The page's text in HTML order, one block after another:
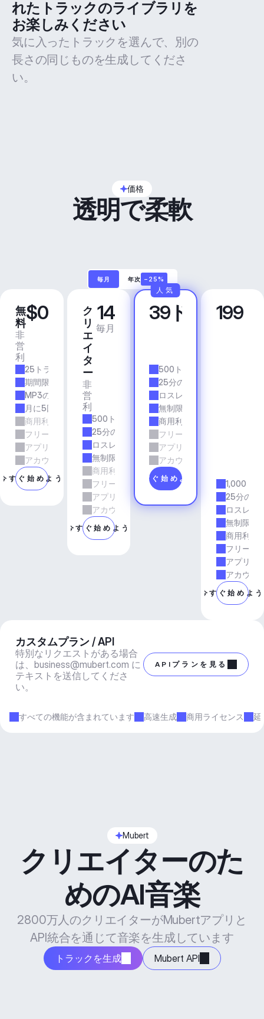
れたトラックのライブラリを
お楽しみください
気に入ったトラックを選んで、別の
長さの同じものを生成してくださ
い。
価格
透明で柔軟
毎月 年次 −25%
無
料
非
営
利
$0
25トラック/月
期間限定
MP3の品質
月に5回のダウンロード
商用利用
フリーランスとエージェンシーの仕事
アプリとサービス
アカウントマネージャーのサポート
今すぐ始めよう
ク
リ
エ
イ
タ
ー
非
営
利
14
毎月
500トラック/月
25分の所要時間
ロスレス品質
無制限のダウンロード
商用利用
フリーランスとエージェンシーの仕事
アプリとサービス
アカウントマネージャーのサポート
今すぐ始めよう
プ
ロ
39ドル
500トラック/月
25分の所要時間
ロスレス品質
無制限のダウンロード
商用利用
フリーランスとエージェン
アプリとサービス
アカウントマネージャーの
今すぐ始めよう
人気
ビ
ジ
199
1,000ト
25分の所
ロスレス
無制限の
商用利用
フリーラ
アプリと
アカウン
今すぐ始めよう
カスタムプラン / API
特別なリクエストがある場合
は、 business@mubert.com に
テキストを送信してくださ
い。
APIプランを見る
すべての機能が含まれています 高速生成 商用ライセンス 延
Mubert
クリエイターのた
めのAI音楽
2800万人のクリエイターがMubertアプリと
API統合を通じて音楽を生成しています
トラックを生成 Mubert API